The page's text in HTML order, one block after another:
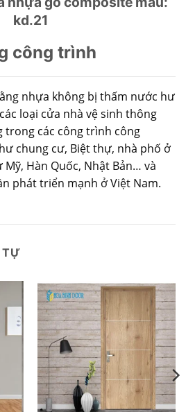
kd.21
công trình
nhựa không bị thấm nước hư
loại cửa nhà vệ sinh thông
trong các công trình công
chung cư, Biệt thự, nhà phố ở
Hàn Quốc, Nhật Bản… và
phát triển mạnh ở Việt Nam.
TỰ